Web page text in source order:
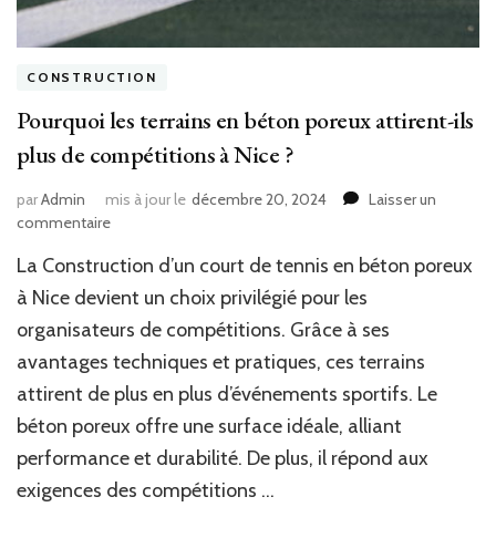
CONSTRUCTION
Pourquoi les terrains en béton poreux attirent-ils
plus de compétitions à Nice ?
parAdmin mis à jour le décembre 20, 2024
Laisser un
commentairesur
les
terrains
béton
poreux
attirent-
ils
plus
de
à
La Construction d’un court de tennis en béton poreux
à Nice devient un choix privilégié pour les
organisateurs de compétitions. Grâce à ses
avantages techniques et pratiques, ces terrains
attirent de plus en plus d’événements sportifs. Le
béton poreux offre une surface idéale, alliant
performance et durabilité. De plus, il répond aux
exigences des compétitions …